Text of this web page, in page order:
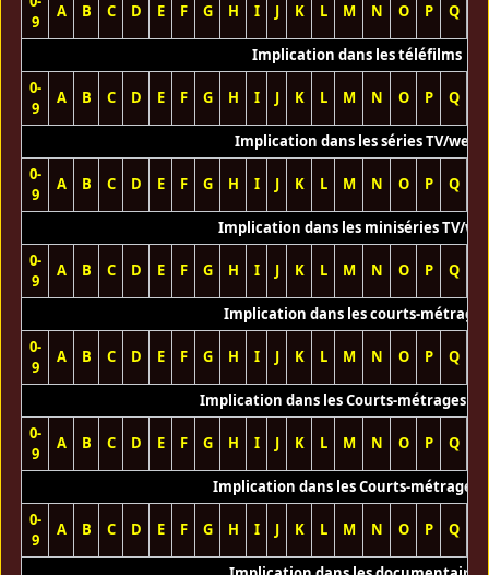
9
A B C D E F G H I J K L M N O P Q
Implication dans les téléfilms
0-
9
A B C D E F G H I J K L M N O P Q
Implication dans les séries TV/web
0-
9
A B C D E F G H I J K L M N O P Q
Implication dans les miniséries TV/
0-
9
A B C D E F G H I J K L M N O P Q
Implication dans les courts-métrages
0-
9
A B C D E F G H I J K L M N O P Q
Implication dans les Courts-métrages
0-
9
A B C D E F G H I J K L M N O P Q
Implication dans les Courts-métrages
0-
9
A B C D E F G H I J K L M N O P Q